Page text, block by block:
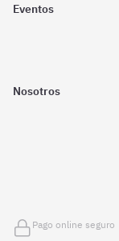
Eventos
Nosotros
Pago online seguro